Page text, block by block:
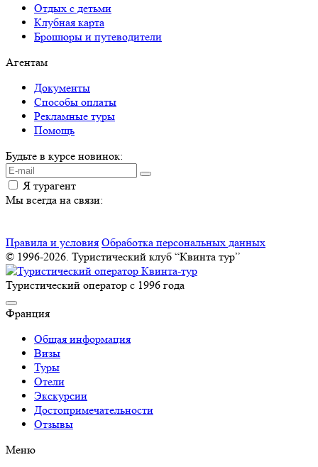
Отдых с детьми
Клубная карта
Брошюры и путеводители
Агентам
Документы
Способы оплаты
Рекламные туры
Помощь
Будьте в курсе новинок:
Я турагент
Мы всегда на связи:
Правила и условия Обработка персональных данных
© 1996-2026. Туристический клуб “Квинта тур”
Туристический оператор с 1996 года
Франция
Общая информация
Визы
Туры
Отели
Экскурсии
Достопримечательности
Отзывы
Меню